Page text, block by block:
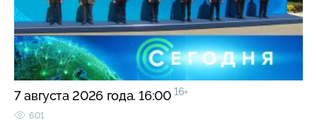
7 августа 2026 года. 16:00 16+
601